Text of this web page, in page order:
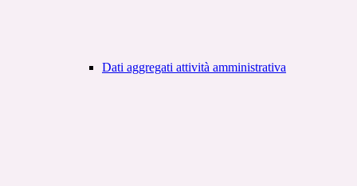
Dati aggregati attività amministrativa